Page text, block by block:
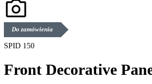
Do zamówienia
SPID 150
Front Decorative